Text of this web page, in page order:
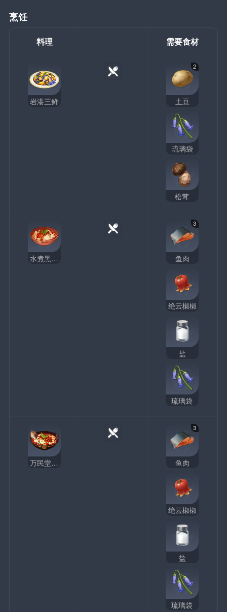
烹饪
料理 需要食材
岩港三鲜
2
土豆
琉璃袋
松茸
水煮黑背鲈
3
鱼肉
绝云椒椒
盐
琉璃袋
万民堂水煮鱼
3
鱼肉
绝云椒椒
盐
琉璃袋